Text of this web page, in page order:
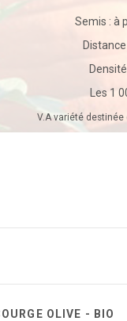
Semis : à
Les 1
V.A variété
OLIVE - BIO